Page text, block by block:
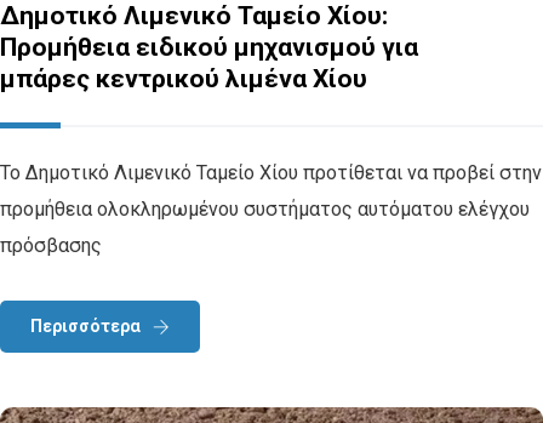
Δημοτικό Λιμενικό Ταμείο Χίου:
Προμήθεια ειδικού μηχανισμού για
μπάρες κεντρικού λιμένα Χίου
Το Δημοτικό Λιμενικό Ταμείο Χίου προτίθεται να προβεί στην
προμήθεια ολοκληρωμένου συστήματος αυτόματου ελέγχου
πρόσβασης
Περισσότερα